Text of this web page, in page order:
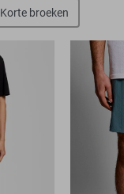
Korte broeken